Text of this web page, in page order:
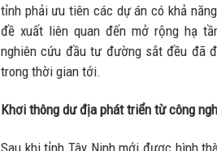
tỉnh phải ưu tiên các dự án có khả
đề xuất liên quan đến mở rộng hạ
nghiên cứu đầu tư đường sắt đều đã
trong thời gian tới.
Khơi thông dư địa phát triển từ công
Sau khi tỉnh Tây Ninh mới được hình